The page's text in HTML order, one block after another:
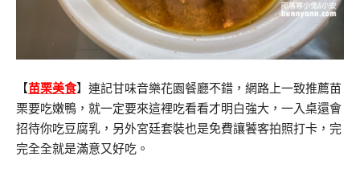
【苗栗美食】連記甘味音樂花園餐廳不錯，網路上一致推薦苗
栗要吃嫩鴨，就一定要來這裡吃看看才明白強大，一入桌還會
招待你吃豆腐乳，另外宮廷套裝也是免費讓饕客拍照打卡，完
完全全就是滿意又好吃。